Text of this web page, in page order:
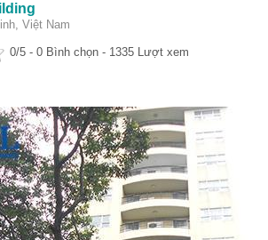
Việt Nam
0/5 - 0 Bình chọn - 1335 Lượt xem